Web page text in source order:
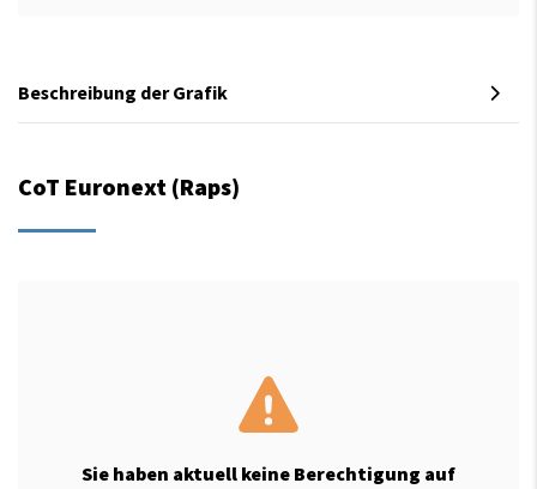
Beschreibung der Grafik
CoT Euronext (Raps)
Sie haben aktuell keine Berechtigung auf